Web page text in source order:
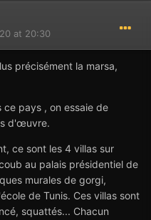
at 20:30
précisément la marsa,
ce pays , on essaie de
d'œuvre.
ce sont les 4 villas sur
au palais présidentiel de
murales de gorgi,
de Tunis. Ces villas sont
squattés... Chacun